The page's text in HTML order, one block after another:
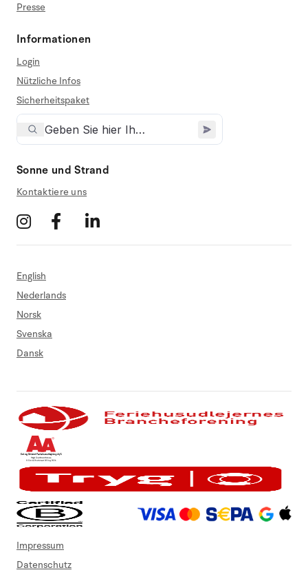
Presse
Informationen
Login
Nützliche Infos
Sicherheitspaket
Sonne und Strand
Kontaktiere uns
English
Nederlands
Norsk
Svenska
Dansk
Impressum
Datenschutz